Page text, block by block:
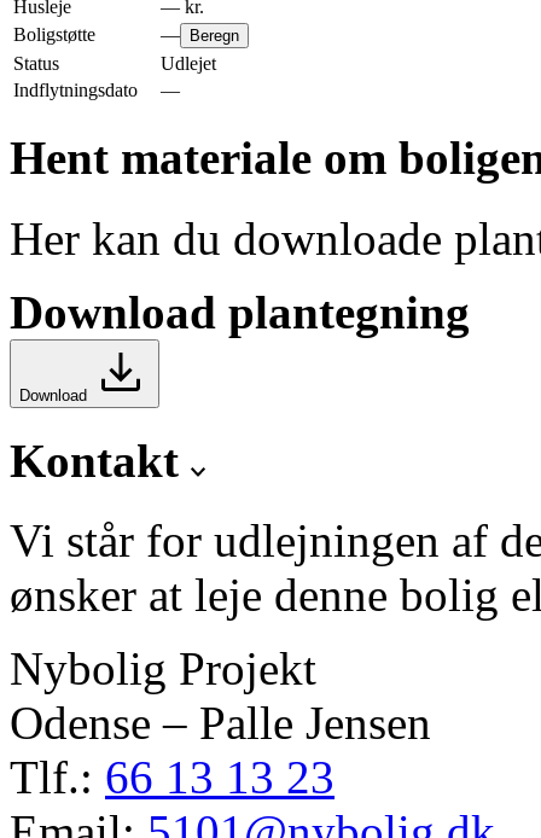
Husleje
— kr.
Boligstøtte
— Beregn
Status
Udlejet
Indflytningsdato
—
Hent materiale om
Her kan du downloade
Download plantegning
Download
Kontakt
Vi står for udlejningen af
ønsker at leje denne bolig
Nybolig Projekt
Odense – Palle Jensen
Tlf.: 66 13 13 23